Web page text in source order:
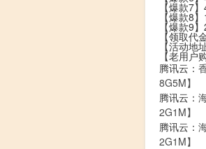
【爆款7
【爆款8
【爆款9
【领取代
【活动地
【老用户
腾讯云：
8G5M】
腾讯云：
2G1M】
腾讯云：
2G1M】